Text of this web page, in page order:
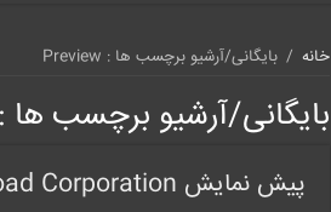
خانه / بایگانی/آرشیو برچسب ها : Preview
بایگانی/آرشیو برچسب ها :
پیش نمایش Railroad Corporation